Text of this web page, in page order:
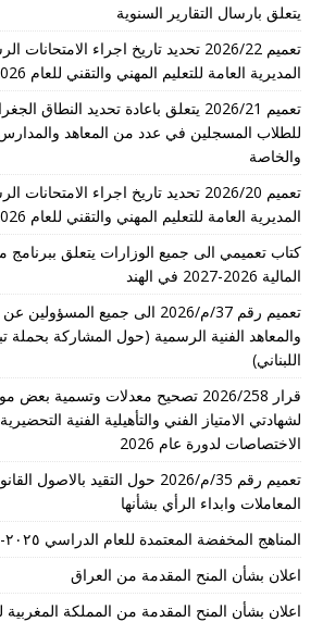
يتعلق بارسال التقارير السنوية
تعميم 2026/22 تحديد تاريخ اجراء
المديرية العامة للتعليم المهني والتقني للعام 2026 الدورة الاولى
تعميم 2026/21 يتعلق باعادة تحديد
للطلاب المسجلين في عدد من المعاهد والمدارس
والخاصة
تعميم 2026/20 تحديد تاريخ اجراء
المديرية العامة للتعليم المهني والتقني للعام 2026 الدورة الاولى
كتاب تعميمي الى جميع الوزارات يتعلق ببرنامج
المالية 2026-2027 في الهند
تعميم رقم 37/م/2026 الى جميع
والمعاهد الفنية الرسمية (حول المشاركة بحملة
اللبناني)
قرار 2026/258 تصحيح معدلات وتسمية
لشهادتي الامتياز الفني والتأهيلية الفنية
الاختصاصات لدورة عام 2026
تعميم رقم 35/م/2026 حول التقيد
المعاملات وابداء الرأي بشأنها
المناهج المخفضة المعتمدة للعام الدراسي ٢٠٢٥-٢٠٢٦
اعلان بشأن المنح المقدمة من العراق